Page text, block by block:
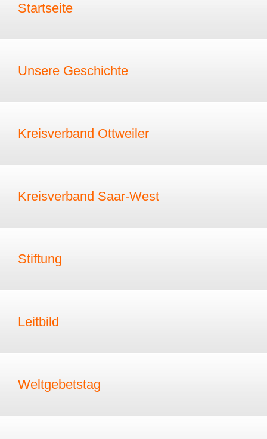
Startseite
Unsere Geschichte
Kreisverband Ottweiler
Kreisverband Saar-West
Stiftung
Leitbild
Weltgebetstag